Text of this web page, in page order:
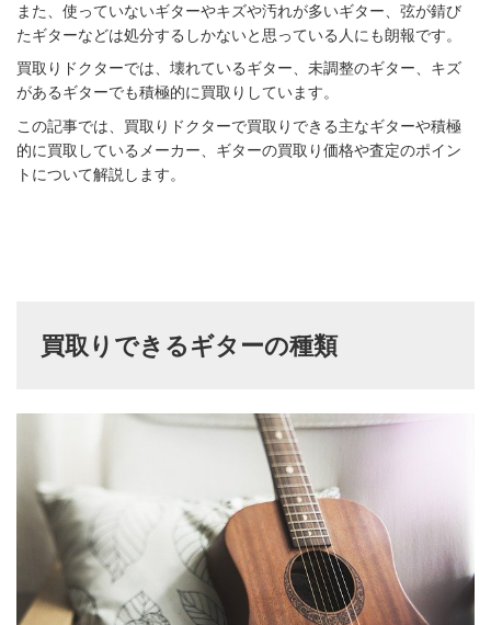
また、使っていないギターやキズや汚れが多いギター、弦が錆び
たギターなどは処分するしかないと思っている人にも朗報です。
買取りドクターでは、壊れているギター、未調整のギター、キズ
があるギターでも積極的に買取りしています。
この記事では、買取りドクターで買取りできる主なギターや積極
的に買取しているメーカー、ギターの買取り価格や査定のポイン
トについて解説します。
買取りできるギターの種類